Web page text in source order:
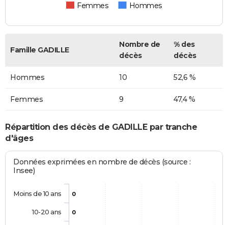
Femmes Hommes
Famille GADILLE
Nombre de
décès
% des
décès
Hommes 10 52,6 %
Femmes 9 47,4 %
Répartition des décès de GADILLE par tranche
d'âges
Données exprimées en nombre de décès (source :
Insee)
0
0
Moins de 10 ans
10-20 ans